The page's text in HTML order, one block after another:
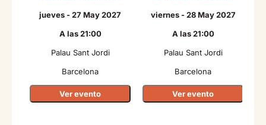
jueves - 27 May 2027
A las 21:00
Palau Sant Jordi
Barcelona
Ver evento
viernes - 28 May 2027
A las 21:00
Palau Sant Jordi
Barcelona
Ver evento